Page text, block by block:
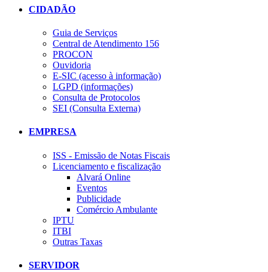
CIDADÃO
Guia de Serviços
Central de Atendimento 156
PROCON
Ouvidoria
E-SIC (acesso à informação)
LGPD (informações)
Consulta de Protocolos
SEI (Consulta Externa)
EMPRESA
ISS - Emissão de Notas Fiscais
Licenciamento e fiscalização
Alvará Online
Eventos
Publicidade
Comércio Ambulante
IPTU
ITBI
Outras Taxas
SERVIDOR